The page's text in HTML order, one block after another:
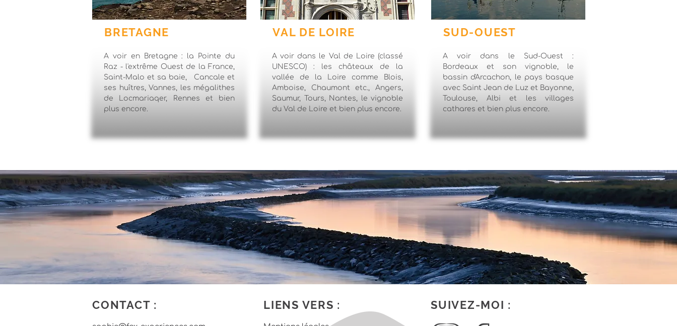
BRETAGNE
A voir en Bretagne : la Pointe du
Raz - l'extrême Ouest de la France,
Saint-Malo et sa baie, Cancale et
ses huîtres, Vannes, les mégalithes
de Locmariaqer, Rennes et bien
plus encore.
VAL DE LOIRE
A voir dans le Val de Loire (classé
UNESCO) : les châteaux de la
vallée de la Loire comme Blois,
Amboise, Chaumont etc., Angers,
Saumur, Tours, Nantes, le vignoble
du Val de Loire et bien plus encore.
SUD-OUEST
A voir dans le Sud-Ouest :
Bordeaux et son vignoble, le
bassin d'Arcachon, le pays basque
avec Saint Jean de Luz et Bayonne,
Toulouse, Albi et les villages
cathares et bien plus encore.
CONTACT : LIENS VERS : SUIVEZ-MOI :